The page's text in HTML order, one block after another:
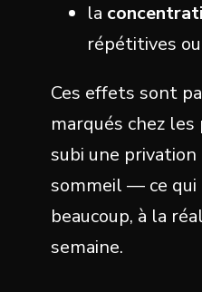
la
répétitives
Ces effets sont
marqués chez
subi une
sommeil — ce qui
beaucoup, à la
semaine.